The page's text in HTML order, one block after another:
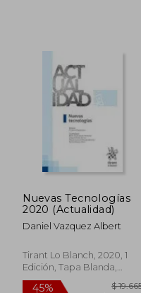
40%
dcto.
Nuevas Tecnologías
2020 (Actualidad)
Daniel Vazquez Albert
Tirant Lo Blanch, 2020, 1
Edición, Tapa Blanda,
Usado